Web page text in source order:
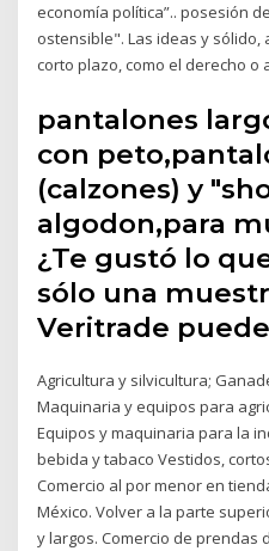
economía política”.. posesión
ostensible". Las ideas y
corto plazo, como el derecho o
pantalones
con
(calzones) y
algodon,para
¿Te gustó lo
sólo una
Veritrade
Agricultura y silvicultura;
Maquinaria y equipos para
Equipos y maquinaria para la
bebida y tabaco Vestidos,
Comercio al por menor en
México. Volver a la parte
y largos. Comercio de prendas